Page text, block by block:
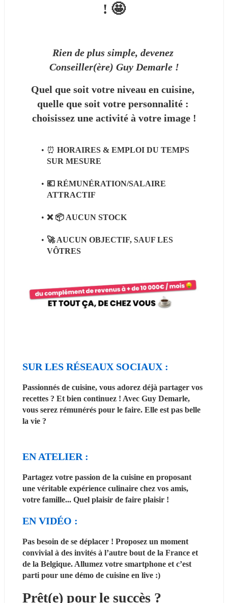
! 🤩
Rien de plus simple, devenez
Conseiller(ère) Guy Demarle !
Quel que soit votre niveau en cuisine,
quelle que soit votre personnalité :
choisissez une activité à votre image !
⏰ HORAIRES & EMPLOI DU TEMPS
SUR MESURE
💶 RÉMUNÉRATION/SALAIRE
ATTRACTIF
❌ 📦 AUCUN STOCK
🚀 AUCUN OBJECTIF, SAUF LES
VÔTRES
SUR LES RÉSEAUX SOCIAUX :
Passionnés de cuisine, vous adorez déjà partager vos
recettes ? Et bien continuez ! Avec Guy Demarle,
vous serez rémunérés pour le faire. Elle est pas belle
la vie ?
EN ATELIER :
Partagez votre passion de la cuisine en proposant
une véritable expérience culinaire chez vos amis,
votre famille... Quel plaisir de faire plaisir !
EN VIDÉO :
Pas besoin de se déplacer ! Proposez un moment
convivial à des invités à l’autre bout de la France et
de la Belgique. Allumez votre smartphone et c’est
parti pour une démo de cuisine en live :)
Prêt(e) pour le succès ?